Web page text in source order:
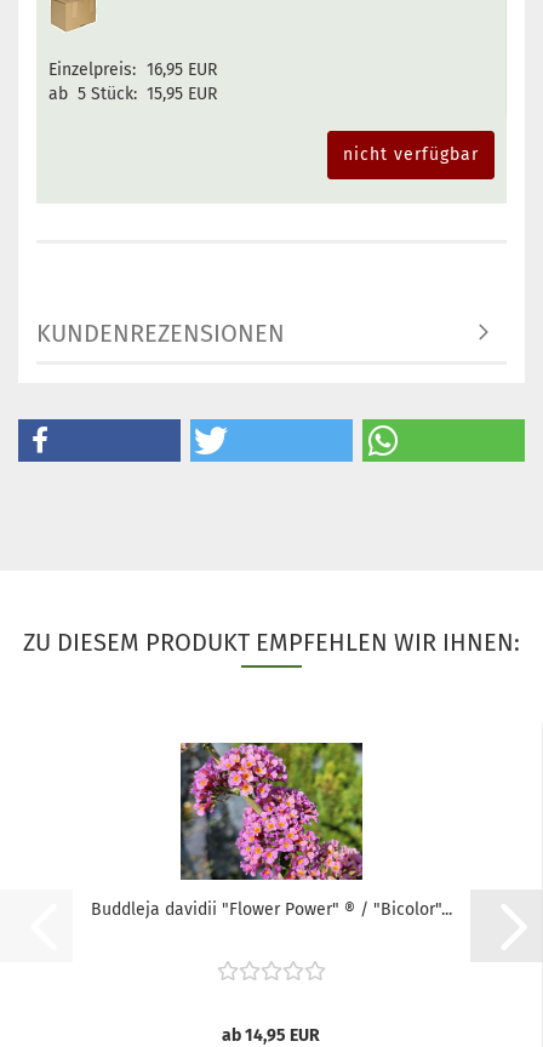
Einzelpreis: 16,95 EUR
ab 5 Stück: 15,95 EUR
nicht verfügbar
KUNDENREZENSIONEN
ZU DIESEM PRODUKT EMPFEHLEN WIR IHNEN:
Buddleja davidii "Flower Power" ® / "Bicolor"...
ab 14,95 EUR